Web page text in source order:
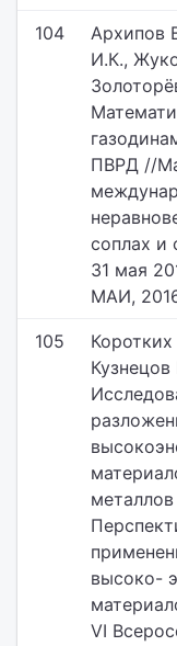
104
Архипов
И.К.,
ПВРД //
соплах и
31 мая
МАИ,
105
высоко-
VI